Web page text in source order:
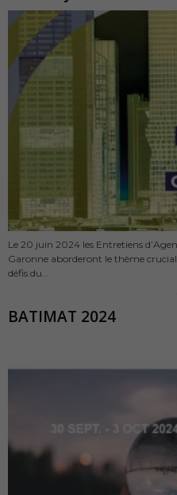
Le 20 juin 2024 les Entretiens
Garonne aborderont le thème
défis du...
BATIMAT 2024